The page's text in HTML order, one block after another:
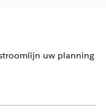
uw planning